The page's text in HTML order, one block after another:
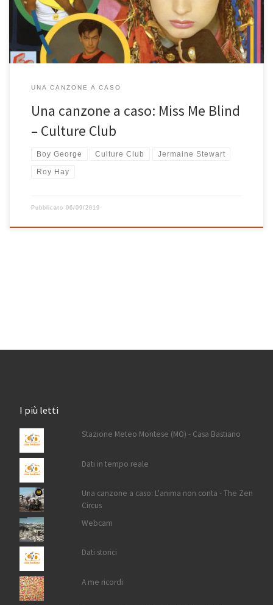
appeal. Terzo singolo estratto dal mitico album Colour […]
UNA CANZONE A CASO
Una canzone a caso: Miss Me Blind
– Culture Club
Boy George Culture Club Jermaine Stewart
Roy Hay
Pubblicato 06/09/2019
I più letti
Stazione Meteo Montese (MO) - Casa Bastiano
Dati in tempo reale
Una canzone a caso: L'anima non conta - The Zen
Circus
Webcam
Dati storici
A me ricordi